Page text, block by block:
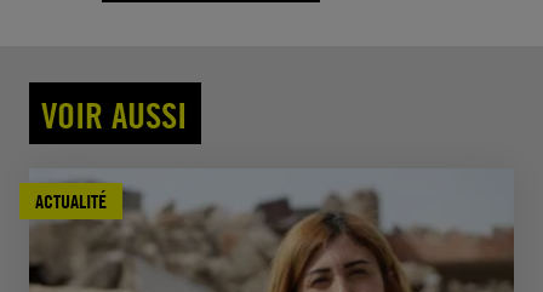
VOIR AUSSI
ACTUALITÉ